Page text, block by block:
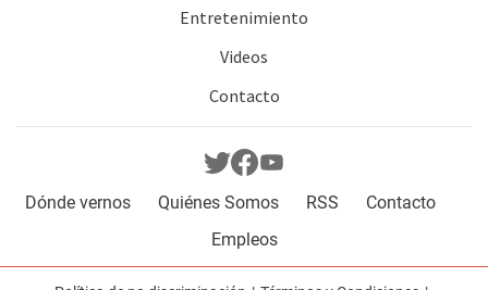
Entretenimiento
Videos
Contacto
Dónde vernos Quiénes Somos RSS
Contacto
Empleos